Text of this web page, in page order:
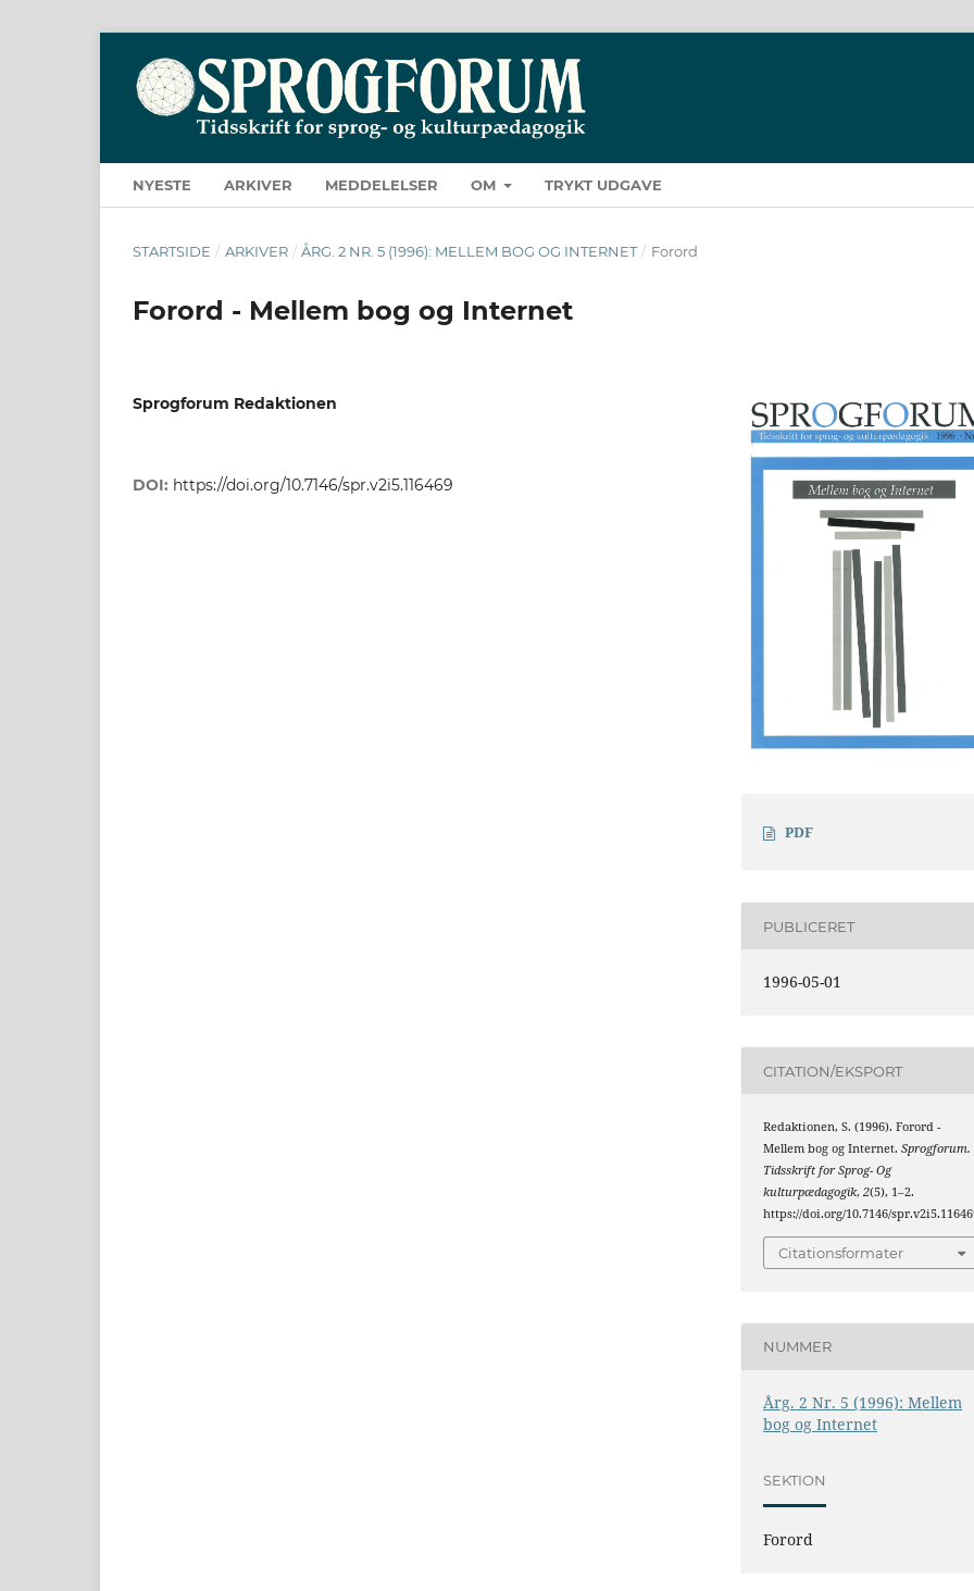
NYESTE ARKIVER MEDDELELSER OM TRYKT UDGAVE
STARTSIDE / ARKIVER / ÅRG. 2 NR. 5 (1996): MELLEM BOG OG INTERNET / Forord
Forord - Mellem bog og Internet
Sprogforum Redaktionen
DOI: https://doi.org/10.7146/spr.v2i5.116469
PDF
PUBLICERET
1996-05-01
CITATION/EKSPORT
Redaktionen, S. (1996). Forord -
Mellem bog og Internet.Sprogforum.
Tidsskrift for Sprog- Og
kulturpædagogik,2(5), 1–2.
https://doi.org/10.7146/
Citationsformater
NUMMER
Årg. 2 Nr. 5 (1996): Mellem
bog og Internet
SEKTION
Forord